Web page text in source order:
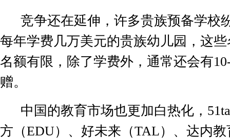
竞争还在延伸，许多贵族预备学校
每年学费几万美元的贵族幼儿园，这
名额有限，除了学费外，通常还会有
赠。
中国的教育市场也更加白热化，
方（EDU）、好未来（TAL）、达内